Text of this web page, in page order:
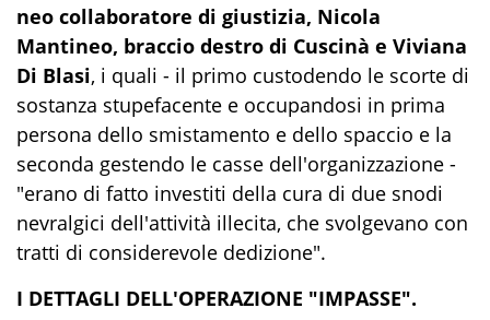
neo collaboratore di giustizia, Nicola
Mantineo, braccio destro di Cuscinà e Viviana
Di Blasi, i quali - il primo custodendo le scorte di
sostanza stupefacente e occupandosi in prima
persona dello smistamento e dello spaccio e la
seconda gestendo le casse dell'organizzazione -
"erano di fatto investiti della cura di due snodi
nevralgici dell'attività illecita, che svolgevano con
tratti di considerevole dedizione".
I DETTAGLI DELL'OPERAZIONE "IMPASSE".